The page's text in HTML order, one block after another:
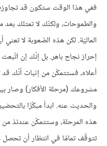
ففي هذا الوقت ستكون قد
والطموحات، ولكنّك لا تمتلك بعد
الماليّة. لكن هذه الصّعوبة لا
إحراز نجاح باهر. بل إنّك إن
أعلاه، فستتمكّن من إثبات أنّك
مشروعك (مرحلة الأفكار) وصار
والحديث عنه. ابدأ مبكّرًا
هذه المرحلة، وستتمكّن عندئذ
تتوقّف تمامًا في انتظار أن